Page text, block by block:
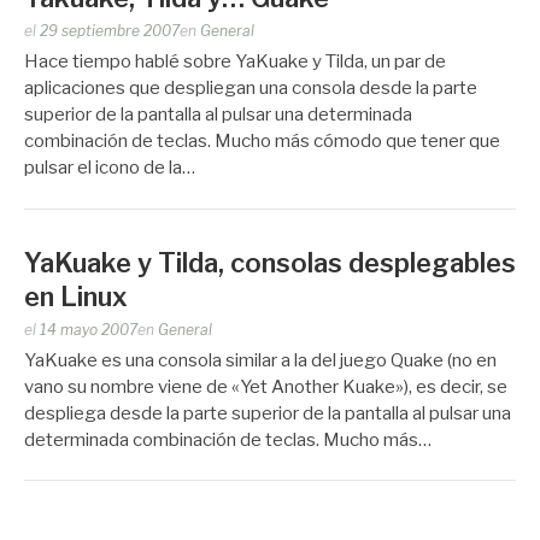
Publicado
por
el 29 septiembre 2007en General
Hace tiempo hablé sobre YaKuake y Tilda, un par de
aplicaciones que despliegan una consola desde la parte
superior de la pantalla al pulsar una determinada
combinación de teclas. Mucho más cómodo que tener que
pulsar el icono de la…
YaKuake y Tilda, consolas desplegables
en Linux
Publicado
por
Zootropo
el 14 mayo 2007en General
YaKuake es una consola similar a la del juego Quake (no en
vano su nombre viene de «Yet Another Kuake»), es decir, se
despliega desde la parte superior de la pantalla al pulsar una
determinada combinación de teclas. Mucho más…